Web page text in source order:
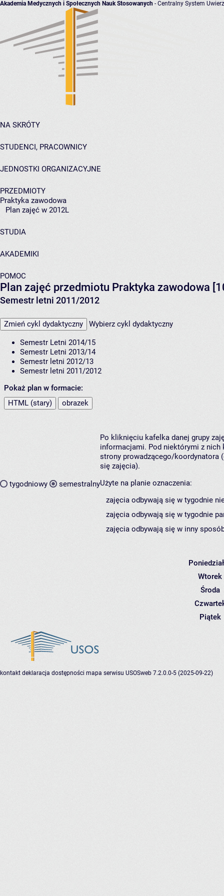
Akademia Medycznych i Społecznych Nauk Stosowanych - Centralny System
NA SKRÓTY
STUDENCI, PRACOWNICY
JEDNOSTKI ORGANIZACYJNE
PRZEDMIOTY
Praktyka zawodowa
Plan zajęć w 2012L
STUDIA
AKADEMIKI
POMOC
Plan zajęć przedmiotu Praktyka zawodowa
Semestr letni 2011/2012
Zmień cykl dydaktyczny Wybierz cykl dydaktyczny
Semestr Letni 2014/15
Semestr Letni 2013/14
Semestr letni 2012/13
Semestr letni 2011/2012
Pokaż plan w formacie:
HTML (stary)
obrazek
tygodniowy semestralny
Po kliknięciu kafelka danej grupy
informacjami. Pod niektórymi z nich
strony prowadzącego/koordynatora
się zajęcia).
Użyte na planie oznaczenia:
zajęcia odbywają się w tygodnie
zajęcia odbywają się w tygodnie
zajęcia odbywają się w inny
Wtorek
Środa
Piątek
kontakt deklaracja dostępności mapa serwisu USOSweb 7.2.0.0-5 (2025-09-22)